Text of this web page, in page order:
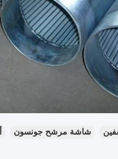
شاشة مرشح جونسون